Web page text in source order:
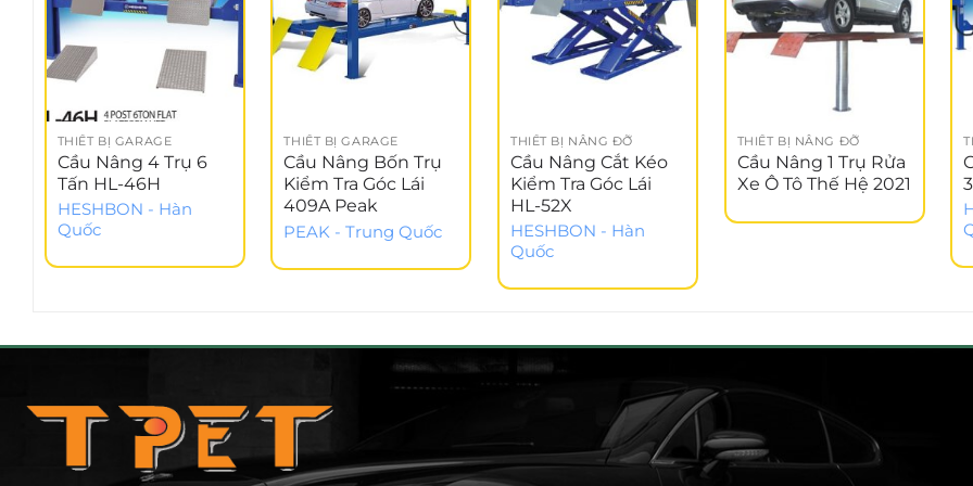
THIẾT BỊ GARAGE
Cầu Nâng 4 Trụ 6
Tấn HL-46H
HESHBON - Hàn
Quốc
THIẾT BỊ GARAGE
Cầu Nâng Bốn Trụ
Kiểm Tra Góc Lái
409A Peak
PEAK - Trung Quốc
THIẾT BỊ NÂNG ĐỠ
Cầu Nâng Cắt Kéo
Kiểm Tra Góc Lái
HL-52X
HESHBON - Hàn
Quốc
THIẾT BỊ NÂNG ĐỠ
Cầu Nâng 1 Trụ Rửa
Xe Ô Tô Thế Hệ 2021